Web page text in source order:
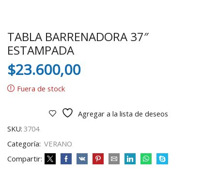
TABLA BARRENADORA 37″
ESTAMPADA
$23.600,00
Fuera de stock
Agregar a la lista de deseos
SKU: 3704
Categoría: VERANO
Compartir: